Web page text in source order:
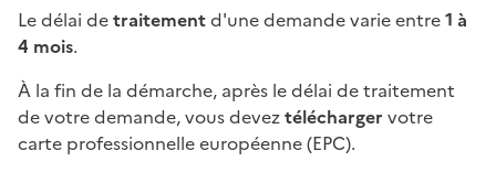
Le délai detraitementd'une demande varie entre1 à
4 mois.
À la fin de la démarche, après le délai de traitement
de votre demande, vous deveztélécharger votre
carte professionnelle européenne (EPC).